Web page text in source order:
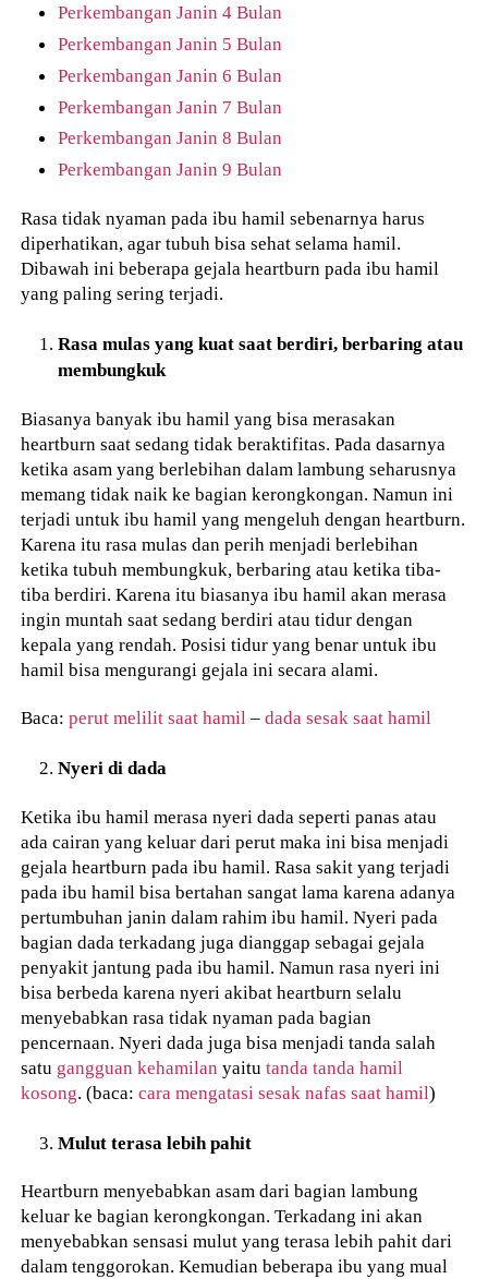
Perkembangan Janin 4 Bulan
Perkembangan Janin 5 Bulan
Perkembangan Janin 6 Bulan
Perkembangan Janin 7 Bulan
Perkembangan Janin 8 Bulan
Perkembangan Janin 9 Bulan
Rasa tidak nyaman pada ibu hamil sebenarnya harus
diperhatikan, agar tubuh bisa sehat selama hamil.
Dibawah ini beberapa gejala heartburn pada ibu hamil
yang paling sering terjadi.
Rasa mulas yang kuat saat berdiri, berbaring atau
membungkuk
Biasanya banyak ibu hamil yang bisa merasakan
heartburn saat sedang tidak beraktifitas. Pada dasarnya
ketika asam yang berlebihan dalam lambung seharusnya
memang tidak naik ke bagian kerongkongan. Namun ini
terjadi untuk ibu hamil yang mengeluh dengan heartburn.
Karena itu rasa mulas dan perih menjadi berlebihan
ketika tubuh membungkuk, berbaring atau ketika tiba-
tiba berdiri. Karena itu biasanya ibu hamil akan merasa
ingin muntah saat sedang berdiri atau tidur dengan
kepala yang rendah. Posisi tidur yang benar untuk ibu
hamil bisa mengurangi gejala ini secara alami.
Baca:perut melilit saat hamil –dada sesak saat hamil
Nyeri di dada
Ketika ibu hamil merasa nyeri dada seperti panas atau
ada cairan yang keluar dari perut maka ini bisa menjadi
gejala heartburn pada ibu hamil. Rasa sakit yang terjadi
pada ibu hamil bisa bertahan sangat lama karena adanya
pertumbuhan janin dalam rahim ibu hamil. Nyeri pada
bagian dada terkadang juga dianggap sebagai gejala
penyakit jantung pada ibu hamil. Namun rasa nyeri ini
bisa berbeda karena nyeri akibat heartburn selalu
menyebabkan rasa tidak nyaman pada bagian
pencernaan. Nyeri dada juga bisa menjadi tanda salah
satu gangguan kehamilan yaitutanda tanda hamil
kosong. (baca:cara mengatasi sesak nafas saat hamil)
Mulut terasa lebih pahit
Heartburn menyebabkan asam dari bagian lambung
keluar ke bagian kerongkongan. Terkadang ini akan
menyebabkan sensasi mulut yang terasa lebih pahit dari
dalam tenggorokan. Kemudian beberapa ibu yang mual